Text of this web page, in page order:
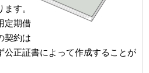
す。
定期借
契約は
公正証書によって作成することが